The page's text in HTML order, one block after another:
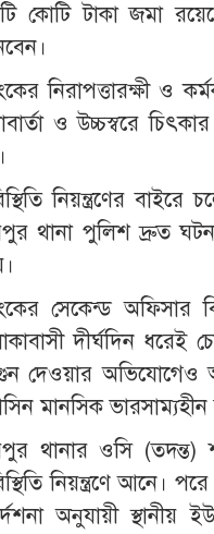
কোটি টাকা জমা
নিরাপত্তারক্ষী ও
ও উচ্চস্বরে
নিয়ন্ত্রণের
থানা পুলিশ দ্রুত
সেকেন্ড অফিসার
দীর্ঘদিন
দেওয়ার অভিযোগেও
মানসিক
থানার ওসি (তদন্ত)
নিয়ন্ত্রণে আনে।
অনুযায়ী স্থানীয়